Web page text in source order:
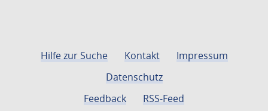
Hilfe zur Suche Kontakt
Impressum
Datenschutz
Feedback
RSS-Feed